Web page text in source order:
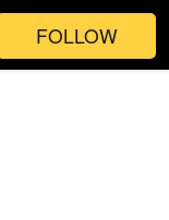
FOLLOW